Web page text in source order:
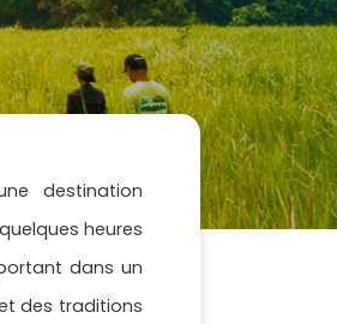
destination
heures
dans un
des traditions